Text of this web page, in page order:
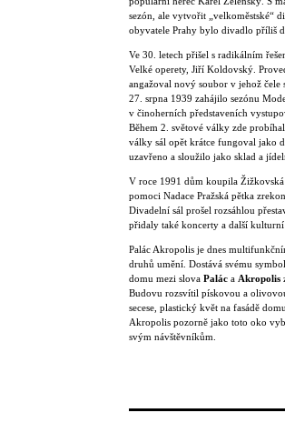
sezón, ale vytvořit „velkoměstské“
obyvatele Prahy bylo divadlo příliš
Ve 30. letech přišel s radikálním
Velké operety, Jiří Koldovský.
angažoval nový soubor v jehož čele
27. srpna 1939 zahájilo sezónu
v činoherních představeních
Během 2. světové války zde
války sál opět krátce fungoval jako
uzavřeno a sloužilo jako sklad a
V roce 1991 dům koupila
pomoci Nadace Pražská pětka
Divadelní sál prošel rozsáhlou
přidaly také koncerty a další kulturní
Palác Akropolis je dnes
druhů umění. Dostává svému
domu mezi slova Palác a Akropolis
Budovu rozsvítil pískovou a
secese, plastický květ na fasádě
Akropolis pozorně jako toto oko
svým návštěvníkům.